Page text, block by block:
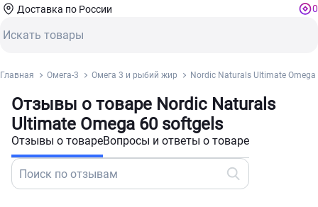
Доставка по России 0
Главная Омега-3 Омега 3 и рыбий жир Nordic Naturals Ultimate
Отзывы о товаре Nordic Naturals
Ultimate Omega 60 softgels
Отзывы о товареВопросы и ответы о товаре